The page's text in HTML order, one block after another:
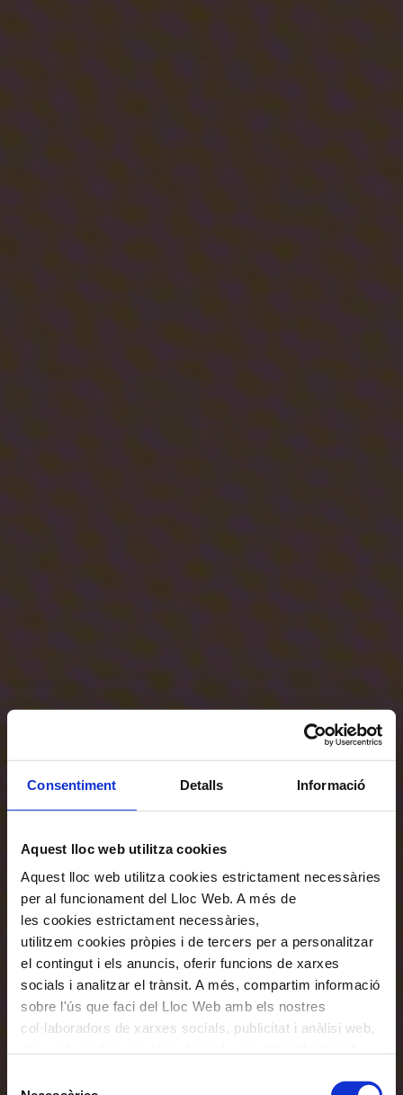
Consentiment Detalls Informació
Aquest lloc web utilitza cookies
Aquest lloc web utilitza cookies estrictament necessàries
per al funcionament del Lloc Web. A més de
les cookies estrictament necessàries,
utilitzem cookies pròpies i de tercers per a personalitzar
el contingut i els anuncis, oferir funcions de xarxes
socials i analitzar el trànsit. A més, compartim informació
sobre l'ús que faci del Lloc Web amb els nostres
col·laboradors de xarxes socials, publicitat i anàlisi web,